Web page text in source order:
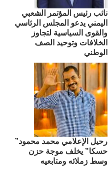
نائب رئيس المؤتمر الشعبي
اليمني يدعو المجلس الرئاسي
والقوى السياسية لتجاوز
الخلافات وتوحيد الصف
الوطني
رحيل الإعلامي محمد محمود”
حسكا” يخلف موجة حزن
وسط زملائه ومتابعيه